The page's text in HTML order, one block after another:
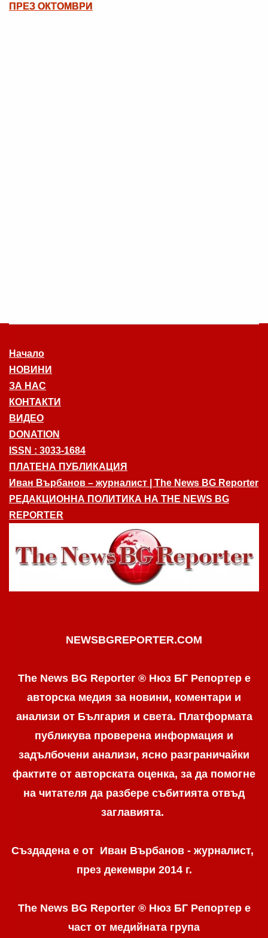
ПРЕЗ ОКТОМВРИ
Начало
НОВИНИ
ЗА НАС
КОНТАКТИ
ВИДЕО
DONATION
ISSN : 3033-1684
ПЛАТЕНА ПУБЛИКАЦИЯ
Иван Върбанов – журналист | The News BG Reporter
РЕДАКЦИОННА ПОЛИТИКА НА THE NEWS BG
REPORTER
NEWSBGREPORTER.COM
The News BG Reporter ® Нюз БГ Репортер е
авторска медия за новини, коментари и
анализи от България и света. Платформата
публикува проверена информация и
задълбочени анализи, ясно разграничaйки
фактите от авторската оценка, за да помогне
на читателя да разбере събитията отвъд
заглавията.
Създадена е от Иван Върбанов - журналист,
през декември 2014 г.
The News BG Reporter ® Нюз БГ Репортере
част от медийната група